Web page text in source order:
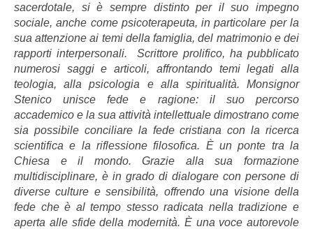
sacerdotale, si è sempre distinto per il suo impegno
sociale, anche come psicoterapeuta, in particolare per la
sua attenzione ai temi della famiglia, del matrimonio e dei
rapporti interpersonali. Scrittore prolifico, ha pubblicato
numerosi saggi e articoli, affrontando temi legati alla
teologia, alla psicologia e alla spiritualità. Monsignor
Stenico unisce fede e ragione: il suo percorso
accademico e la sua attività intellettuale dimostrano come
sia possibile conciliare la fede cristiana con la ricerca
scientifica e la riflessione filosofica. È un ponte tra la
Chiesa e il mondo. Grazie alla sua formazione
multidisciplinare, è in grado di dialogare con persone di
diverse culture e sensibilità, offrendo una visione della
fede che è al tempo stesso radicata nella tradizione e
aperta alle sfide della modernità. È una voce autorevole